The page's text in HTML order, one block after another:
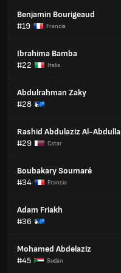
Benjamin Bourigeaud
#19
Francia
Ibrahima Bamba
#22
Italia
Abdulrahman Zaky
#28
Rashid Abdulaziz Al-Abdulla
#29
Catar
Boubakary Soumaré
#34
Francia
Adam Friakh
#36
Mohamed Abdelaziz
#45
Sudán